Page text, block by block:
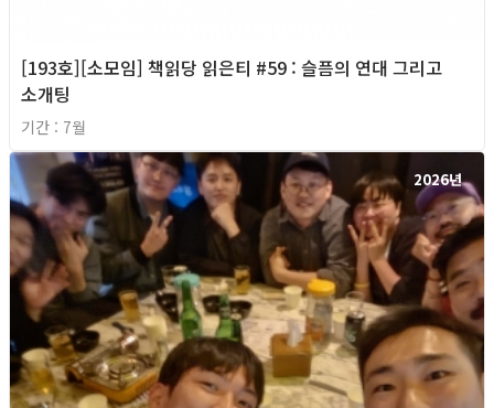
[193호][소모임] 책읽당 읽은티 #59 : 슬픔의 연대 그리고
소개팅
기간 : 7월
2026년